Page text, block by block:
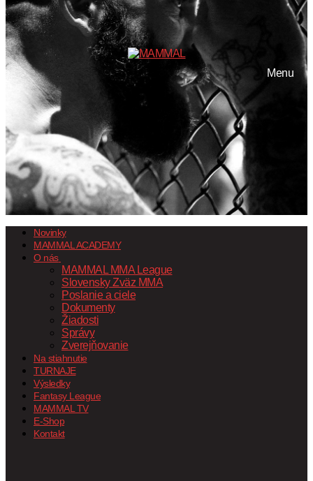
Menu
Novinky
MAMMAL ACADEMY
O nás
MAMMAL MMA League
Slovensky Zväz MMA
Poslanie a ciele
Dokumenty
Žiadosti
Správy
Zverejňovanie
Na stiahnutie
TURNAJE
Výsledky
Fantasy League
MAMMAL TV
E-Shop
Kontakt